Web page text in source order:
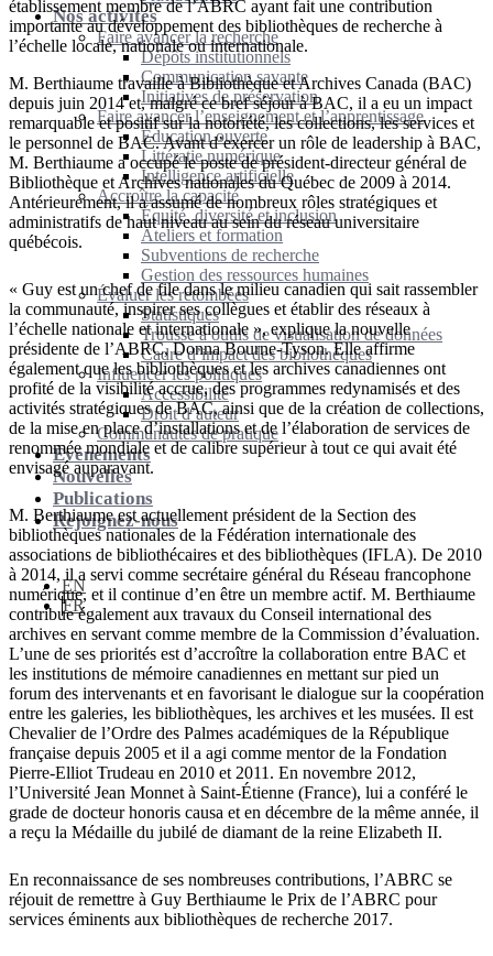
Nos activités
Faire avancer la recherche
Dépôts institutionnels
Communication savante
Initiatives de préservation
Faire avancer l’enseignement et l’apprentissage
Éducation ouverte
Littératie numérique
Intelligence artificielle
Accroître la capacité
Équité, diversité et inclusion
Ateliers et formation
Subventions de recherche
Gestion des ressources humaines
Évaluer les retombées
Statistiques
Trousse à outils de visualisation de données
Cadre d’impact des bibliothèques
Influencer les politiques
Accessibilité
Droit d’auteur
Communautés de pratique
Événements
Nouvelles
Publications
Rejoignez-nous
EN
FR
établissement membre de l’ABRC ayant fait une contribution
importante au développement des bibliothèques de recherche à
l’échelle locale, nationale ou internationale.
M. Berthiaume travaille à Bibliothèque et Archives Canada (BAC)
depuis juin 2014 et, malgré ce bref séjour à BAC, il a eu un impact
remarquable et positif sur la notoriété, les collections, les services et
le personnel de BAC. Avant d’exercer un rôle de leadership à BAC,
M. Berthiaume a occupé le poste de président-directeur général de
Bibliothèque et Archives nationales du Québec de 2009 à 2014.
Antérieurement, il a assumé de nombreux rôles stratégiques et
administratifs de haut niveau au sein du réseau universitaire
québécois.
« Guy est un chef de file dans le milieu canadien qui sait rassembler
la communauté, inspirer ses collègues et établir des réseaux à
l’échelle nationale et internationale », explique la nouvelle
présidente de l’ABRC, Donna Bourne-Tyson. Elle affirme
également que les bibliothèques et les archives canadiennes ont
profité de la visibilité accrue, des programmes redynamisés et des
activités stratégiques de BAC, ainsi que de la création de collections,
de la mise en place d’installations et de l’élaboration de services de
renommée mondiale et de calibre supérieur à tout ce qui avait été
envisagé auparavant.
M. Berthiaume est actuellement président de la Section des
bibliothèques nationales de la Fédération internationale des
associations de bibliothécaires et des bibliothèques (IFLA). De 2010
à 2014, il a servi comme secrétaire général du Réseau francophone
numérique, et il continue d’en être un membre actif. M. Berthiaume
contribue également aux travaux du Conseil international des
archives en servant comme membre de la Commission d’évaluation.
L’une de ses priorités est d’accroître la collaboration entre BAC et
les institutions de mémoire canadiennes en mettant sur pied un
forum des intervenants et en favorisant le dialogue sur la coopération
entre les galeries, les bibliothèques, les archives et les musées. Il est
Chevalier de l’Ordre des Palmes académiques de la République
française depuis 2005 et il a agi comme mentor de la Fondation
Pierre-Elliot Trudeau en 2010 et 2011. En novembre 2012,
l’Université Jean Monnet à Saint-Étienne (France), lui a conféré le
grade de docteur honoris causa et en décembre de la même année, il
a reçu la Médaille du jubilé de diamant de la reine Elizabeth II.
En reconnaissance de ses nombreuses contributions, l’ABRC se
réjouit de remettre à Guy Berthiaume le Prix de l’ABRC pour
services éminents aux bibliothèques de recherche 2017.